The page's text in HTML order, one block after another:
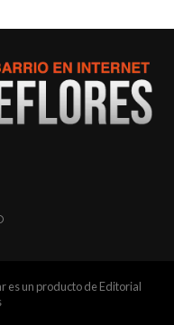
es un producto de Editorial